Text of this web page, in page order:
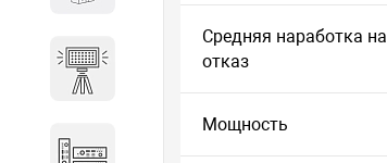
Осветительные установки
Промышленное оборудование
Средняя наработка на
отказ
Мощность